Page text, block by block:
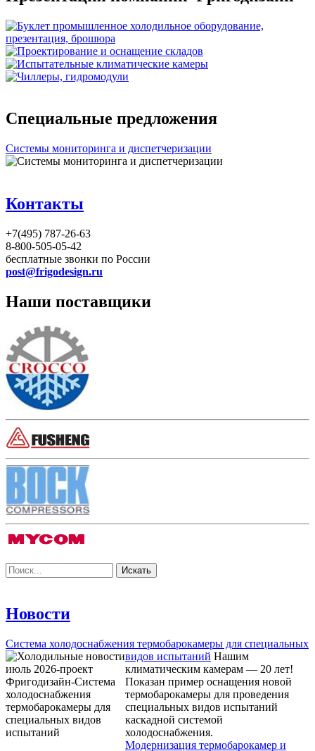
Специальные предложения
Системы мониторинга и диспетчеризации
Контакты
+7(495) 787-26-63
8-800-505-05-42
бесплатные звонки по России
post@frigodesign.ru
Наши поставщики
Новости
Система холодоснабжения термобарокамеры для специальных
видов испытаний Нашим
климатическим камерам — 20 лет!
Показан пример оснащения новой
термобарокамеры для проведения
специальных видов испытаний
каскадной системой
холодоснабжения.
Модернизация термобарокамер и